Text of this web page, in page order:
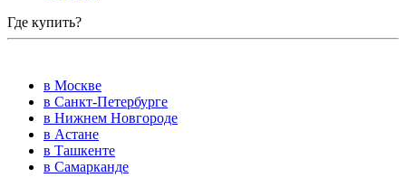
Где купить?
в Москве
в Санкт-Петербурге
в Нижнем Новгороде
в Астане
в Ташкенте
в Самарканде